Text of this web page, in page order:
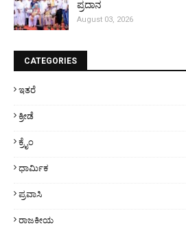
ಪ್ರದಾನ
August 03, 2026
CATEGORIES
ಇತರೆ
ಕ್ರೀಡೆ
ಕ್ರೈಂ
ಧಾರ್ಮಿಕ
ಪ್ರವಾಸಿ
ರಾಜಕೀಯ